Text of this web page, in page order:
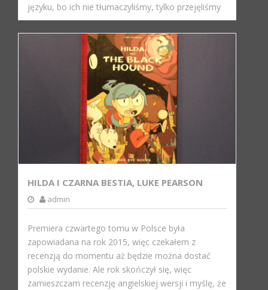
języku, bo ich nie tłumaczyliśmy, tylko przejęliśmy
HILDA I CZARNA BESTIA, LUKE PEARSON
admin
Premiera czwartego tomu w Polsce była
zapowiadana na rok 2015, więc czekałem z
recenzją do momentu aż będzie można dostać
polskie wydanie. Ale rok skończył się, więc
zamieszczam recenzję angielskiej wersji i myślę, że